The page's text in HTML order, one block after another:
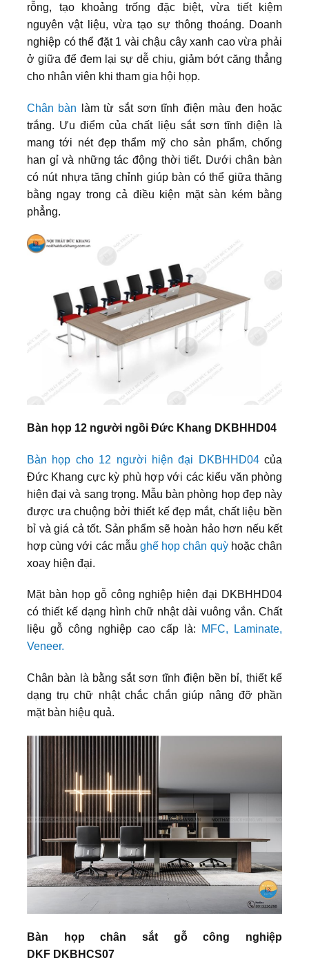
rỗng, tạo khoảng trống đặc biệt, vừa tiết kiệm
nguyên vật liệu, vừa tạo sự thông thoáng. Doanh
nghiệp có thể đặt 1 vài chậu cây xanh cao vừa phải
ở giữa để đem lại sự dễ chịu, giảm bớt căng thẳng
cho nhân viên khi tham gia hội họp.
Chân bàn làm từ sắt sơn tĩnh điện màu đen hoặc
trắng. Ưu điểm của chất liệu sắt sơn tĩnh điện là
mang tới nét đẹp thẩm mỹ cho sản phẩm, chống
han gỉ và những tác động thời tiết. Dưới chân bàn
có nút nhựa tăng chỉnh giúp bàn có thể giữa thăng
bằng ngay trong cả điều kiện mặt sàn kém bằng
phẳng.
Bàn họp 12 người ngồi Đức Khang DKBHHD04
Bàn họp cho 12 người hiện đại DKBHHD04của
Đức Khang cực kỳ phù hợp với các kiểu văn phòng
hiện đại và sang trọng. Mẫu bàn phòng họp đẹp này
được ưa chuộng bởi thiết kế đẹp mắt, chất liệu bền
bỉ và giá cả tốt. Sản phẩm sẽ hoàn hảo hơn nếu kết
hợp cùng với các mẫu ghế họp chân quỳhoặc chân
xoay hiện đại.
Mặt bàn họp gỗ công nghiệp hiện đại DKBHHD04
có thiết kế dạng hình chữ nhật dài vuông vắn. Chất
liệu gỗ công nghiệp cao cấp là:
MFC, Laminate,
Veneer.
Chân bàn là bằng sắt sơn tĩnh điện bền bỉ, thiết kế
dạng trụ chữ nhật chắc chắn giúp nâng đỡ phần
mặt bàn hiệu quả.
Bàn họp chân sắt gỗ công nghiệp
DKF DKBHCS07